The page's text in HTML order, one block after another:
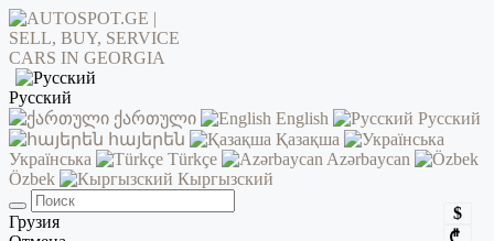
Русский
ქართული
English
Русский
հայերեն
Қазақша
Українська
Türkçe
Azərbaycan
Özbek
Кыргызский
$
Грузия